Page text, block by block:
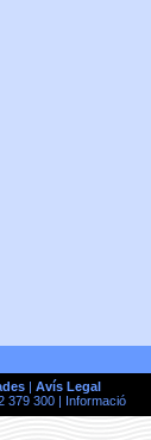
| Avís Legal
379 300 |
Informació